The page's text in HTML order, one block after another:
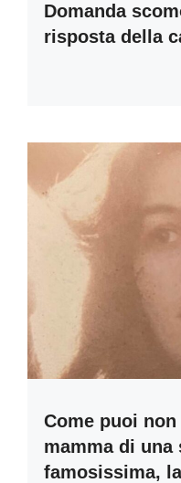
Domanda
risposta della
Come puoi
mamma di una
famosissima,